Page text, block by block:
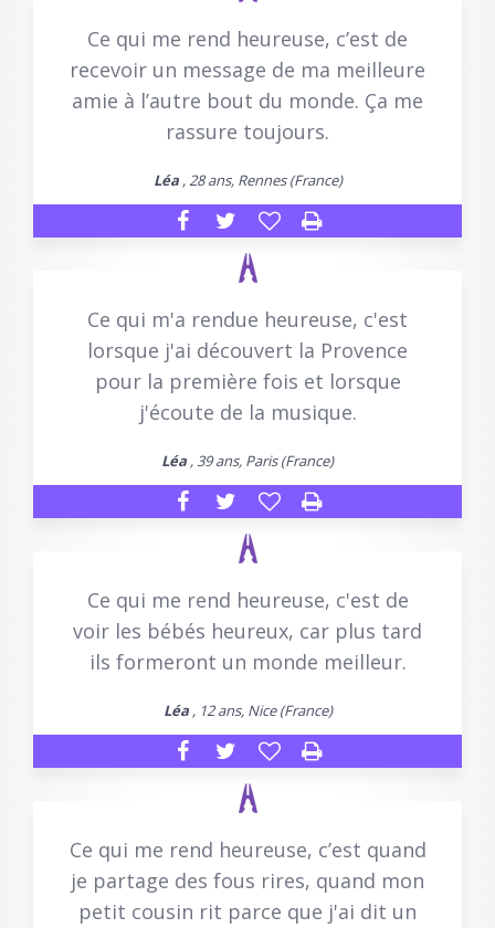
Ce qui me rend heureuse, c’est de
recevoir un message de ma meilleure
amie à l’autre bout du monde. Ça me
rassure toujours.
Léa, 28 ans, Rennes (France)
Ce qui m'a rendue heureuse, c'est
lorsque j'ai découvert la Provence
pour la première fois et lorsque
j'écoute de la musique.
Léa , 39 ans, Paris (France)
Ce qui me rend heureuse, c'est de
voir les bébés heureux, car plus tard
ils formeront un monde meilleur.
Léa, 12 ans, Nice (France)
Ce qui me rend heureuse, c’est quand
je partage des fous rires, quand mon
petit cousin rit parce que j'ai dit un